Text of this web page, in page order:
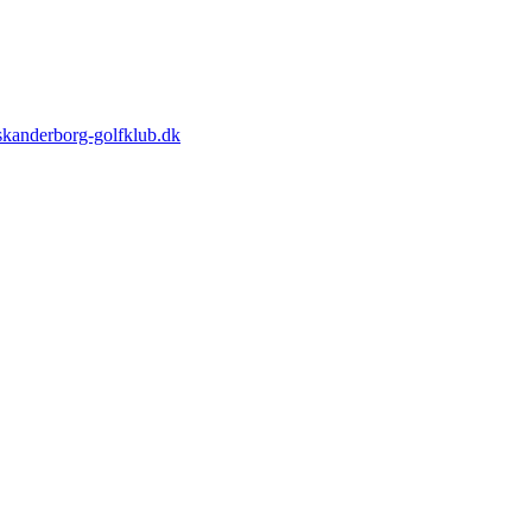
golfklub.dk